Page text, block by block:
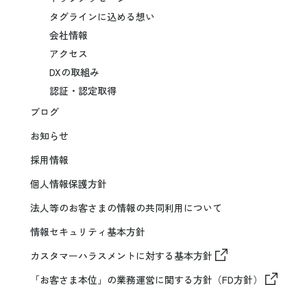
タグラインに込める想い
会社情報
アクセス
DXの取組み
認証・認定取得
ブログ
お知らせ
採用情報
個人情報保護方針
法人等のお客さまの情報の共同利用について
情報セキュリティ基本方針
カスタマーハラスメントに対する基本方針
「お客さま本位」の業務運営に関する方針（FD方針）